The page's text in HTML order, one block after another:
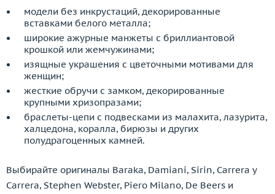
модели без инкрустаций, декорированные
вставками белого металла;
широкие ажурные манжеты с бриллиантовой
крошкой или жемчужинами;
изящные украшения с цветочными мотивами для
женщин;
жесткие обручи с замком, декорированные
крупными хризопразами;
браслеты-цепи с подвесками из малахита, лазурита,
халцедона, коралла, бирюзы и других
полудрагоценных камней.
Выбирайте оригиналы Baraka, Damiani, Sirin, Carrera y
Carrera, Stephen Webster, Piero Milano, De Beers и